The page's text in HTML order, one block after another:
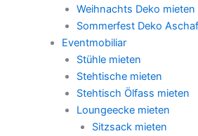
Weihnachts Deko
Sommerfest Deko
Eventmobiliar
Stühle mieten
Stehtische mieten
Stehtisch Ölfass mieten
Loungeecke mieten
Sitzsack mieten